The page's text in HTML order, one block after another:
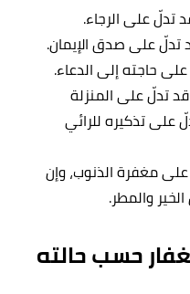
تدلّ على الرجاء.
تدلّ على صدق الإيمان.
حاجته إلى الدعاء.
قد تدلّ على المنزلة
على تذكيره للرائي
مغفرة الذنوب، وإن
والمطر.
حسب حالته